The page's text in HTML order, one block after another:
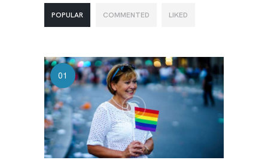
POPULAR COMMENTED LIKED